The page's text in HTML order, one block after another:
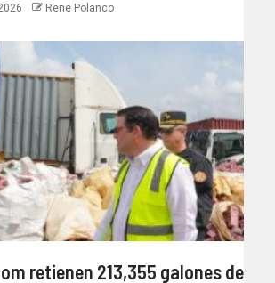
Rene Polanco
retienen 213,355 galones de